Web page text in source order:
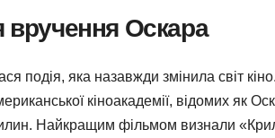
вручення Оскара
подія, яка назавжди змінила світ
кіноакадемії, відомих як
Найкращим фільмом визнали